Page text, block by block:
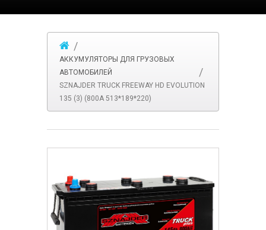
АККУМУЛЯТОРЫ ДЛЯ ГРУЗОВЫХ
АВТОМОБИЛЕЙ
SZNAJDER TRUCK FREEWAY HD EVOLUTION
135 (3) (800А 513*189*220)